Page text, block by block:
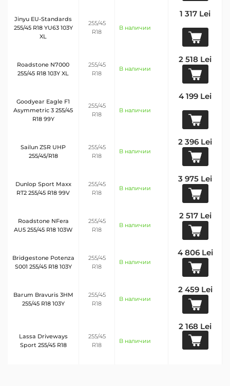
Jinyu EU-Standards
255/45 R18 YU63 103Y
XL
255/45
R18
В наличии
1 317 Lei
Roadstone N7000
255/45 R18 103Y XL
255/45
R18
В наличии
2 518 Lei
Goodyear Eagle F1
Asymmetric 3 255/45
R18 99Y
255/45
R18
В наличии
4 199 Lei
Sailun ZSR UHP
255/45/R18
255/45
R18
В наличии
2 396 Lei
Dunlop Sport Maxx
RT2 255/45 R18 99V
255/45
R18
В наличии
3 975 Lei
Roadstone NFera
AU5 255/45 R18 103W
255/45
R18
В наличии
2 517 Lei
Bridgestone Potenza
S001 255/45 R18 103Y
255/45
R18
В наличии
4 806 Lei
Barum Bravuris 3HM
255/45 R18 103Y
255/45
R18
В наличии
2 459 Lei
Lassa Driveways
Sport 255/45 R18
255/45
R18
В наличии
2 168 Lei